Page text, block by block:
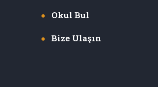
Okul Bul
Bize Ulaşın